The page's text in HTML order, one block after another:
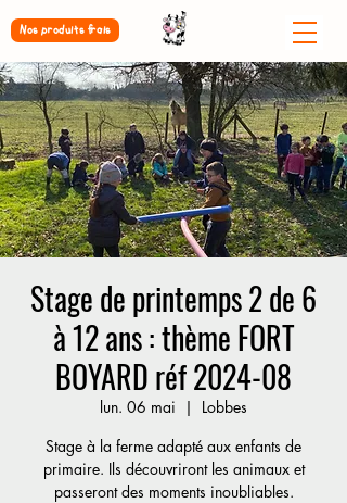
Nos produits frais
Stage de printemps 2 de 6
à 12 ans : thème FORT
BOYARD réf 2024-08
lun. 06 mai
  |
Lobbes
Stage à la ferme adapté aux enfants de
primaire. Ils découvriront les animaux et
passeront des moments inoubliables.